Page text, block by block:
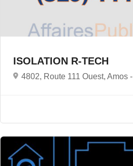
ISOLATION R-TECH
4802, Route 111 Ouest, Amos -